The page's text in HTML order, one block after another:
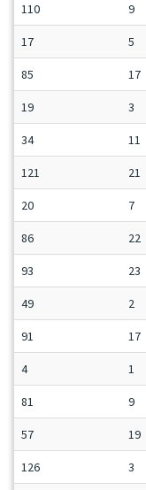
110 9
17 5
85 17
19 3
34 11
121 21
20 7
86 22
93 23
49 2
91 17
4 1
81 9
57 19
126 3